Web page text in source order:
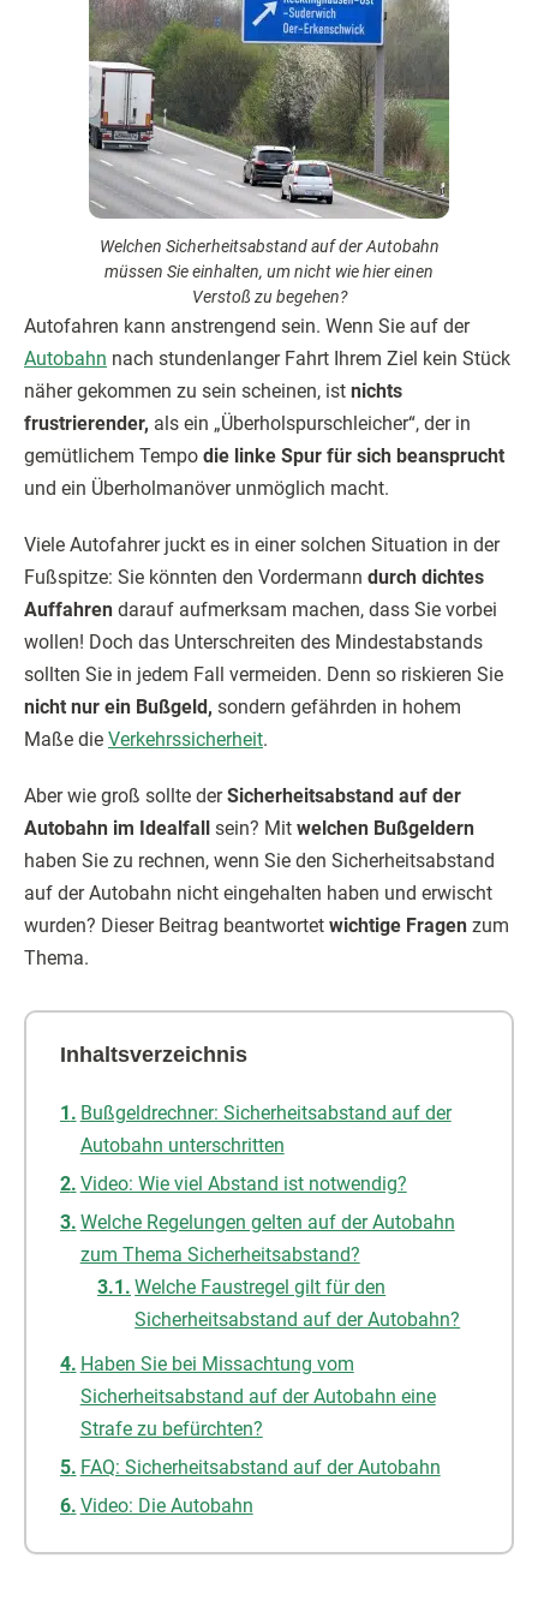
Welchen Sicherheitsabstand auf der Autobahn
müssen Sie einhalten, um nicht wie hier einen
Verstoß zu begehen?
Autofahren kann anstrengend sein. Wenn Sie auf der
Autobahn nach stundenlanger Fahrt Ihrem Ziel kein Stück
näher gekommen zu sein scheinen, ist nichts
frustrierender, als ein „Überholspurschleicher“, der in
gemütlichem Tempo die linke Spur für sich beansprucht
und ein Überholmanöver unmöglich macht.
Viele Autofahrer juckt es in einer solchen Situation in der
Fußspitze: Sie könnten den Vordermann durch dichtes
Auffahren darauf aufmerksam machen, dass Sie vorbei
wollen! Doch das Unterschreiten des Mindestabstands
sollten Sie in jedem Fall vermeiden. Denn so riskieren Sie
nicht nur ein Bußgeld, sondern gefährden in hohem
Maße die Verkehrssicherheit.
Aber wie groß sollte derSicherheitsabstand auf der
Autobahn im Idealfall sein? Mit welchen Bußgeldern
haben Sie zu rechnen, wenn Sie den Sicherheitsabstand
auf der Autobahn nicht eingehalten haben und erwischt
wurden? Dieser Beitrag beantwortet wichtige Fragen zum
Thema.
Inhaltsverzeichnis
Bußgeldrechner: Sicherheitsabstand auf der
Autobahn unterschritten
Video: Wie viel Abstand ist notwendig?
Welche Regelungen gelten auf der Autobahn
zum Thema Sicherheitsabstand?
Welche Faustregel gilt für den
Sicherheitsabstand auf der Autobahn?
Haben Sie bei Missachtung vom
Sicherheitsabstand auf der Autobahn eine
Strafe zu befürchten?
FAQ: Sicherheitsabstand auf der Autobahn
Video: Die Autobahn